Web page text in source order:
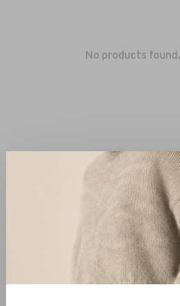
No products
Showing 1 - 0 of 0